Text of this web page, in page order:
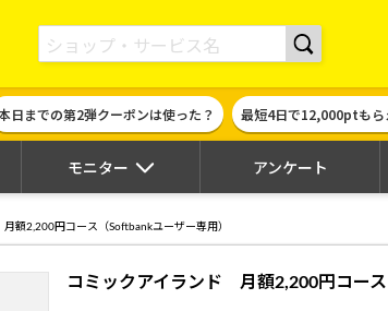
貯めて現金やギフト券に交換できるポイントサイト | ハピタス
日までの第2弾クーポンは使った？ 最短4日で12,000ptもら
モニター アンケート
額2,200円コース（Softbankユーザー専用）
コミックアイランド 月額2,200円コース